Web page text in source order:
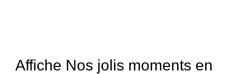
Affiche Nos jolis moments en